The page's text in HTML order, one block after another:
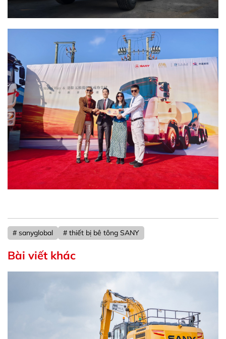
# sanyglobal # thiết bị bê tông SANY
Bài viết khác